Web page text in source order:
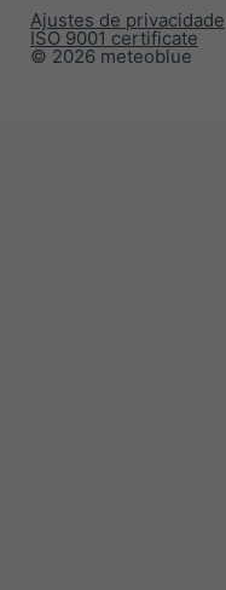
© 2026 meteoblue
ISO 9001 certificate
Ajustes de privacidade